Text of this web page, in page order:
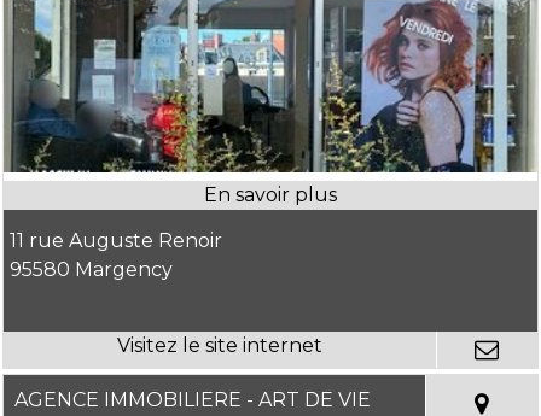
11 rue Auguste Renoir
95580 Margency
AGENCE IMMOBILIERE - ART DE VIE